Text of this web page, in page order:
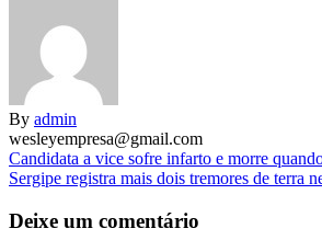
By admin
wesleyempresa@gmail.com
Navegação
de
artigos
Candidata a vice sofre infarto e morre
Sergipe registra mais dois tremores de terra
Deixe um comentário